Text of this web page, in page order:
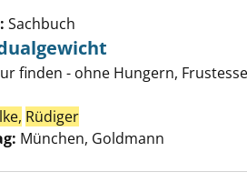
Mein Individualgewicht anzeigen
Sachbuch
finden - ohne Hungern,
Rüdiger
München, Goldmann